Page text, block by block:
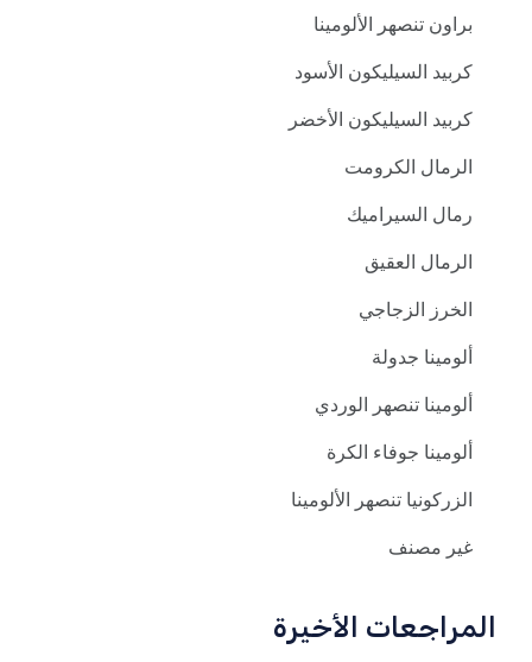
براون تنصهر الألومينا
كربيد السيليكون الأسود
كربيد السيليكون الأخضر
الرمال الكرومت
رمال السيراميك
الرمال العقيق
الخرز الزجاجي
ألومينا جدولة
ألومينا تنصهر الوردي
ألومينا جوفاء الكرة
الزركونيا تنصهر الألومينا
غير مصنف
المراجعات الأخيرة